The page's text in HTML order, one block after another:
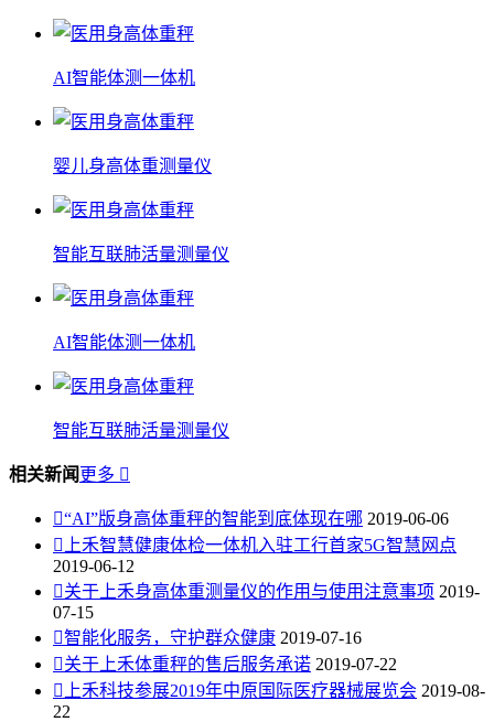
AI智能体测一体机
婴儿身高体重测量仪
智能互联肺活量测量仪
AI智能体测一体机
智能互联肺活量测量仪
相关新闻 更多 
“AI”版身高体重秤的智能到底体现在哪 2019-06-06
 上禾智慧健康体检一体机入驻工行首家5G智慧网点
2019-06-12
关于上禾身高体重测量仪的作用与使用注意事项 2019-
07-15
智能化服务，守护群众健康 2019-07-16
关于上禾体重秤的售后服务承诺 2019-07-22
 上禾科技参展2019年中原国际医疗器械展览会 2019-08-
22